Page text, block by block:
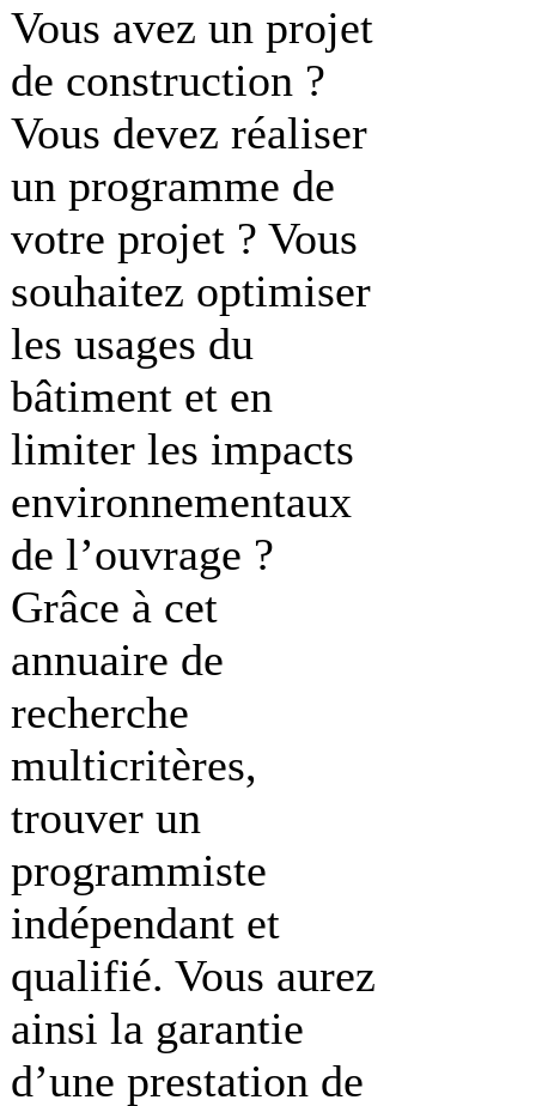
Vous avez un projet
de construction ?
Vous devez réaliser
un programme de
votre projet ? Vous
souhaitez optimiser
les usages du
bâtiment et en
limiter les impacts
environnementaux
de l’ouvrage ?
Grâce à cet
annuaire de
recherche
multicritères,
trouver un
programmiste
indépendant et
qualifié. Vous aurez
ainsi la garantie
d’une prestation de